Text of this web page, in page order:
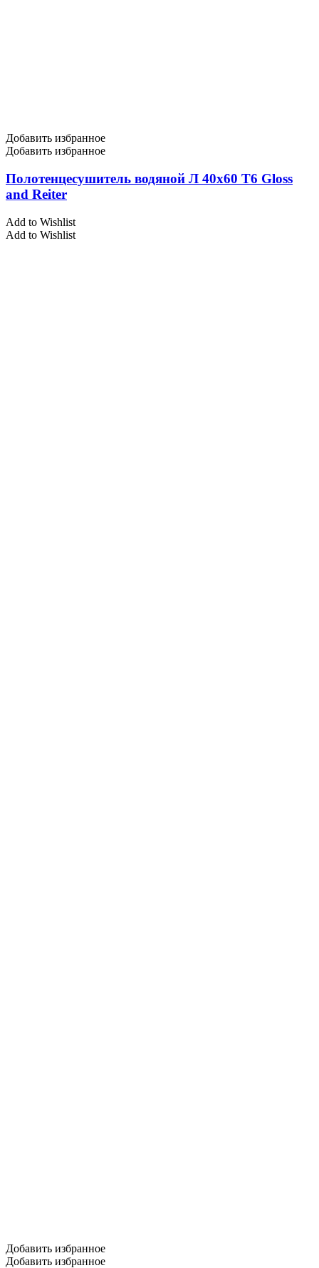
Добавить избранное
Добавить избранное
Полотенцесушитель водяной Л 40х60 Т6 Gloss
and Reiter
Add to Wishlist
Add to Wishlist
Добавить избранное
Добавить избранное